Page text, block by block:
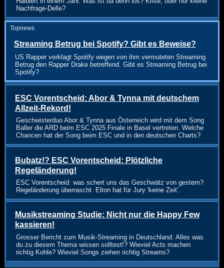
Nachfrage-Delle?
Topnews
Streaming Betrug bei Spotify? Gibt es Beweise?
US Rapper verklagt Spotify wegen von ihm vermuteten Streaming
Betrug den Rapper Drake betreffend. Gibt es Streaming Betrug bei
Spotify?
ESC Vorentscheid: Abor & Tynna mit deutschem
Allzeit-Rekord!
Geschwisterduo Abor & Tynna aus Österreich wird mit dem Song
Baller die ARD beim ESC 2025 Finale in Basel vertreten. Welche
Chancen hat der Song beim ESC und in den deutschen Charts?
Bubatz!? ESC Vorentscheid: Plötzliche
Regeländerung!
ESC Vorentscheid: was schert uns das Geschwätz von gestern?
Regeländerung überrascht. Elton hat für Jury 'keine Zeit'.
Musikstreaming Studie: Nicht nur die Happy Few
kassieren!
Grosser Bericht zum Musik-Streaming in Deutschland. Alles was
du zu diesem Thema wissen solltest!? Wieviel Acts machen
richtig Kohle? Wieviel Songs ziehen richtig Streams?